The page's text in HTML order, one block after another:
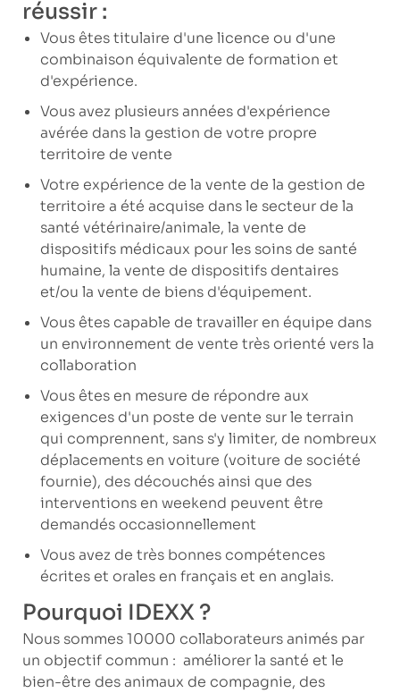
réussir :
Vous êtes titulaire d'une licence ou d'une
combinaison équivalente de formation et
d'expérience.
Vous avez plusieurs années d'expérience
avérée dans la gestion de votre propre
territoire de vente
Votre expérience de la vente de la gestion de
territoire a été acquise dans le secteur de la
santé vétérinaire/animale, la vente de
dispositifs médicaux pour les soins de santé
humaine, la vente de dispositifs dentaires
et/ou la vente de biens d'équipement.
Vous êtes capable de travailler en équipe dans
un environnement de vente très orienté vers la
collaboration
Vous êtes en mesure de répondre aux
exigences d'un poste de vente sur le terrain
qui comprennent, sans s'y limiter, de nombreux
déplacements en voiture (voiture de société
fournie), des découchés ainsi que des
interventions en weekend peuvent être
demandés occasionnellement
Vous avez de très bonnes compétences
écrites et orales en français et en anglais.
Pourquoi IDEXX ?
Nous sommes 10000 collaborateurs animés par
un objectif commun : améliorer la santé et le
bien-être des animaux de compagnie, des